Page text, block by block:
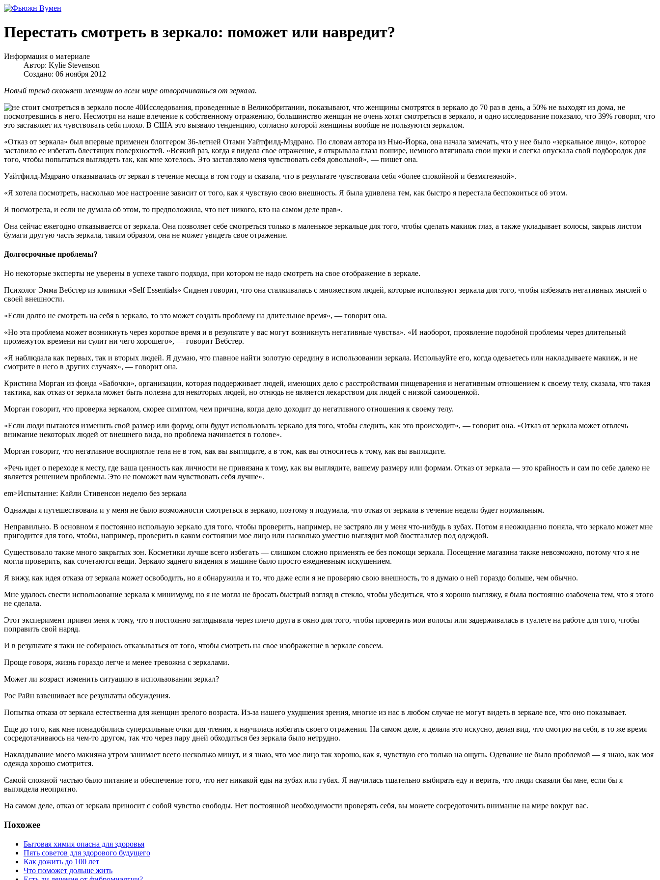
Перестать смотреть в зеркало: поможет или навредит?
Информация о материале
Автор: Kylie Stevenson
Создано: 06 ноября 2012
Новый тренд склоняет женщин во всем мире отворачиваться от зеркала.
Исследования, проведенные в Великобритании, показывают, что женщины смотрятся в зеркало до 70 раз в день, а 50% не выходят из дома, не
посмотревшись в него. Несмотря на наше влечение к собственному отражению, большинство женщин не очень хотят смотреться в зеркало, и одно исследование показало, что 39% говорят, что
это заставляет их чувствовать себя плохо. В США это вызвало тенденцию, согласно которой женщины вообще не пользуются зеркалом.
«Отказ от зеркала» был впервые применен блоггером 36-летней Отамн Уайтфилд-Мэдрано. По словам автора из Нью-Йорка, она начала замечать, что у нее было «зеркальное лицо», которое
заставило ее избегать блестящих поверхностей. «Всякий раз, когда я видела свое отражение, я открывала глаза пошире, немного втягивала свои щеки и слегка опускала свой подбородок для
того, чтобы попытаться выглядеть так, как мне хотелось. Это заставляло меня чувствовать себя довольной», — пишет она.
Уайтфилд-Мэдрано отказывалась от зеркал в течение месяца в том году и сказала, что в результате чувствовала себя «более спокойной и безмятежной».
«Я хотела посмотреть, насколько мое настроение зависит от того, как я чувствую свою внешность. Я была удивлена тем, как быстро я перестала беспокоиться об этом.
Я посмотрела, и если не думала об этом, то предположила, что нет никого, кто на самом деле прав».
Она сейчас ежегодно отказывается от зеркала. Она позволяет себе смотреться только в маленькое зеркальце для того, чтобы сделать макияж глаз, а также укладывает волосы, закрыв листом
бумаги другую часть зеркала, таким образом, она не может увидеть свое отражение.
Долгосрочные проблемы?
Но некоторые эксперты не уверены в успехе такого подхода, при котором не надо смотреть на свое отображение в зеркале.
Психолог Эмма Вебстер из клиники «Self Essentials» Сиднея говорит, что она сталкивалась с множеством людей, которые используют зеркала для того, чтобы избежать негативных мыслей о
своей внешности.
«Если долго не смотреть на себя в зеркало, то это может создать проблему на длительное время», — говорит она.
«Но эта проблема может возникнуть через короткое время и в результате у вас могут возникнуть негативные чувства». «И наоборот, проявление подобной проблемы через длительный
промежуток времени ни сулит ни чего хорошего», — говорит Вебстер.
«Я наблюдала как первых, так и вторых людей. Я думаю, что главное найти золотую середину в использовании зеркала. Используйте его, когда одеваетесь или накладываете макияж, и не
смотрите в него в других случаях», — говорит она.
Кристина Морган из фонда «Бабочки», организации, которая поддерживает людей, имеющих дело с расстройствами пищеварения и негативным отношением к своему телу, сказала, что такая
тактика, как отказ от зеркала может быть полезна для некоторых людей, но отнюдь не является лекарством для людей с низкой самооценкой.
Морган говорит, что проверка зеркалом, скорее симптом, чем причина, когда дело доходит до негативного отношения к своему телу.
«Если люди пытаются изменить свой размер или форму, они будут использовать зеркало для того, чтобы следить, как это происходит», — говорит она. «Отказ от зеркала может отвлечь
внимание некоторых людей от внешнего вида, но проблема начинается в голове».
Морган говорит, что негативное восприятие тела не в том, как вы выглядите, а в том, как вы относитесь к тому, как вы выглядите.
«Речь идет о переходе к месту, где ваша ценность как личности не привязана к тому, как вы выглядите, вашему размеру или формам. Отказ от зеркала — это крайность и сам по себе далеко не
является решением проблемы. Это не поможет вам чувствовать себя лучше».
em>Испытание: Кайли Стивенсон неделю без зеркала
Однажды я путешествовала и у меня не было возможности смотреться в зеркало, поэтому я подумала, что отказ от зеркала в течение недели будет нормальным.
Неправильно. В основном я постоянно использую зеркало для того, чтобы проверить, например, не застряло ли у меня что-нибудь в зубах. Потом я неожиданно поняла, что зеркало может мне
пригодится для того, чтобы, например, проверить в каком состоянии мое лицо или насколько уместно выглядит мой бюстгальтер под одеждой.
Существовало также много закрытых зон. Косметики лучше всего избегать — слишком сложно применять ее без помощи зеркала. Посещение магазина также невозможно, потому что я не
могла проверить, как сочетаются вещи. Зеркало заднего видения в машине было просто ежедневным искушением.
Я вижу, как идея отказа от зеркала может освободить, но я обнаружила и то, что даже если я не проверяю свою внешность, то я думаю о ней гораздо больше, чем обычно.
Мне удалось свести использование зеркала к минимуму, но я не могла не бросать быстрый взгляд в стекло, чтобы убедиться, что я хорошо выгляжу, я была постоянно озабочена тем, что я этого
не сделала.
Этот эксперимент привел меня к тому, что я постоянно заглядывала через плечо друга в окно для того, чтобы проверить мои волосы или задерживалась в туалете на работе для того, чтобы
поправить свой наряд.
И в результате я таки не собираюсь отказываться от того, чтобы смотреть на свое изображение в зеркале совсем.
Проще говоря, жизнь гораздо легче и менее тревожна с зеркалами.
Может ли возраст изменить ситуацию в использовании зеркал?
Рос Райн взвешивает все результаты обсуждения.
Попытка отказа от зеркала естественна для женщин зрелого возраста. Из-за нашего ухудшения зрения, многие из нас в любом случае не могут видеть в зеркале все, что оно показывает.
Еще до того, как мне понадобились суперсильные очки для чтения, я научилась избегать своего отражения. На самом деле, я делала это искусно, делая вид, что смотрю на себя, в то же время
сосредотачиваюсь на чем-то другом, так что через пару дней обходиться без зеркала было нетрудно.
Накладывание моего макияжа утром занимает всего несколько минут, и я знаю, что мое лицо так хорошо, как я, чувствую его только на ощупь. Одевание не было проблемой — я знаю, как моя
одежда хорошо смотрится.
Самой сложной частью было питание и обеспечение того, что нет никакой еды на зубах или губах. Я научилась тщательно выбирать еду и верить, что люди сказали бы мне, если бы я
выглядела неопрятно.
На самом деле, отказ от зеркала приносит с собой чувство свободы. Нет постоянной необходимости проверять себя, вы можете сосредоточить внимание на мире вокруг вас.
Похожее
Бытовая химия опасна для здоровья
Пять советов для здорового будущего
Как дожить до 100 лет
Что поможет дольше жить